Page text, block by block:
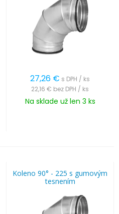
27,26 € s DPH / ks
22,16 € bez DPH / ks
Na sklade už len 3 ks
Koleno 90° - 225 s gumovým
tesnením